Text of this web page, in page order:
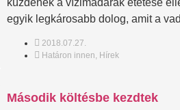
egyik legkárosabb dolog, amit a
2018.07.27.
Határon innen, Hírek
Második költésbe kezdtek